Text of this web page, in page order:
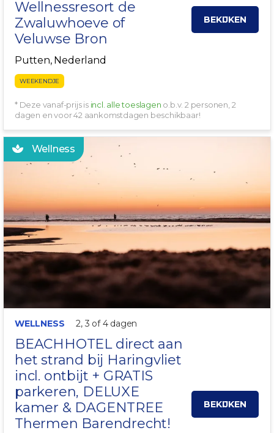
Wellnessresort de
Zwaluwhoeve of
Veluwse Bron
Putten, Nederland
WEEKENDJE
BEKIJKEN
* Deze vanaf-prijs is incl. alle toeslagen o.b.v. 2 personen, 2
dagen en voor 42 aankomstdagen beschikbaar!
Wellness
INCL THERMEN!
WELLNESS 2, 3 of 4 dagen
BEACHHOTEL direct aan
het strand bij Haringvliet
incl. ontbijt + GRATIS
parkeren, DELUXE
kamer & DAGENTREE
Thermen Barendrecht!
BEKIJKEN